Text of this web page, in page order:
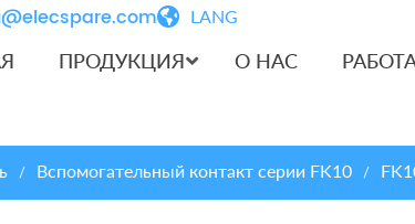
LANG
ПРОДУКЦИЯ О НАС
/ Вспомогательный контакт серии FK10 /